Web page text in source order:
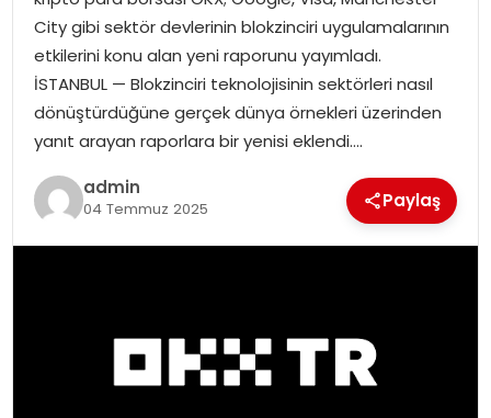
MAGAZIN
TEKNOLOJI
City gibi sektör devlerinin blokzinciri uygulamalarının
etkilerini konu alan yeni raporunu yayımladı.
İSTANBUL — Blokzinciri teknolojisinin sektörleri nasıl
dönüştürdüğüne gerçek dünya örnekleri üzerinden
yanıt arayan raporlara bir yenisi eklendi….
admin
04 Temmuz 2025 Paylaş